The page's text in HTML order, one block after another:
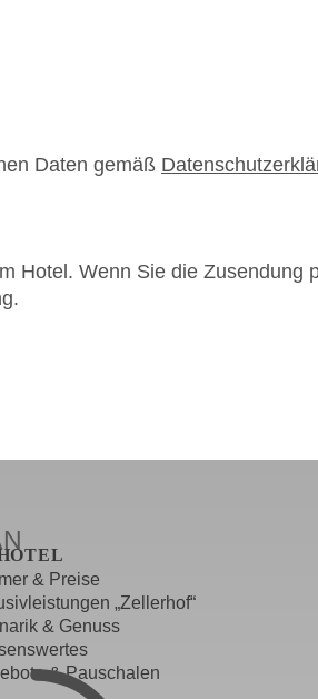
Daten gemäß
Hotel. Wenn Sie die
& Preise
„Zellerhof“
& Genuss
& Pauschalen